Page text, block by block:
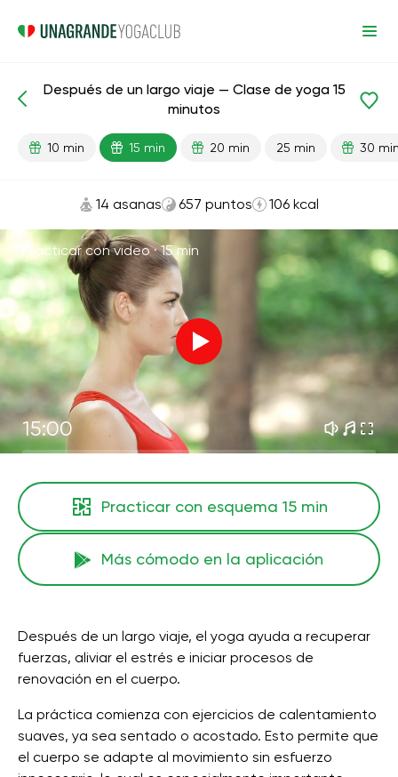
Lecciones preparadas Viaje
Después de un largo viaje — Clase de yoga 15
minutos
10 min 15 min 20 min 25 min 30
14 asanas 657 puntos 106 kcal
Practicar con video ·15 min
15:00
Practicar con esquema 15 min
Más cómodo en la aplicación
Después de un largo viaje, el yoga ayuda a recuperar
fuerzas, aliviar el estrés e iniciar procesos de
renovación en el cuerpo.
La práctica comienza con ejercicios de calentamiento
suaves, ya sea sentado o acostado. Esto permite que
el cuerpo se adapte al movimiento sin esfuerzo